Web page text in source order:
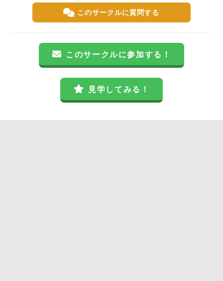
このサークルに質問する
このサークルに参加する！
見学してみる！